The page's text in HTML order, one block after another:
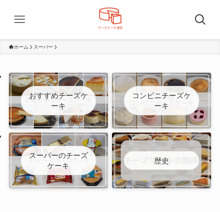
ホーム スーパー
おすすめチーズケ
ーキ
コンビニチーズケ
ーキ
スーパーのチーズ
ケーキ
歴史